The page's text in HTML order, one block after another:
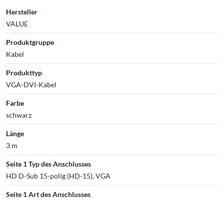
Hersteller
VALUE
Produktgruppe
Kabel
Produkttyp
VGA-DVI-Kabel
Farbe
schwarz
Länge
3 m
Seite 1 Typ des Anschlusses
HD D-Sub 15-polig (HD-15), VGA
Seite 1 Art des Anschlusses